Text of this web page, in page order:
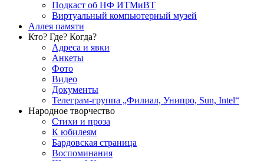
Подкаст об НФ ИТМиВТ
Виртуальный компьютерный музей
Аллея памяти
Кто? Где? Когда?
Адреса и явки
Анкеты
Фото
Видео
Документы
Телеграм-группа „Филиал, Унипро, Sun, Intel“
Народное творчество
Стихи и проза
К юбилеям
Бардовская страница
Воспоминания